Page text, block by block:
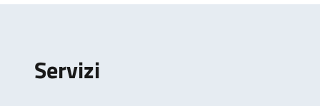
Servizi